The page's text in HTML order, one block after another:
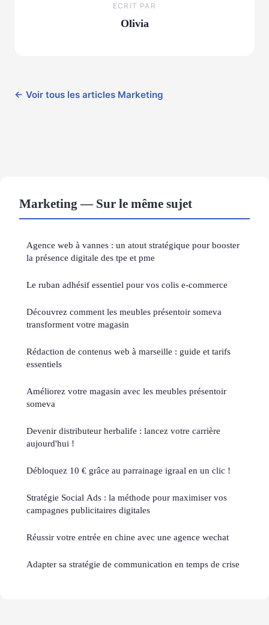
ECRIT PAR
Olivia
← Voir tous les articles Marketing
Marketing — Sur le même sujet
Agence web à vannes : un atout stratégique pour booster
la présence digitale des tpe et pme
Le ruban adhésif essentiel pour vos colis e-commerce
Découvrez comment les meubles présentoir someva
transforment votre magasin
Rédaction de contenus web à marseille : guide et tarifs
essentiels
Améliorez votre magasin avec les meubles présentoir
someva
Devenir distributeur herbalife : lancez votre carrière
aujourd'hui !
Débloquez 10 € grâce au parrainage igraal en un clic !
Stratégie Social Ads : la méthode pour maximiser vos
campagnes publicitaires digitales
Réussir votre entrée en chine avec une agence wechat
Adapter sa stratégie de communication en temps de crise